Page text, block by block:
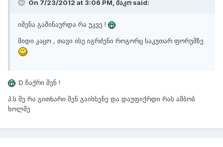
On 7/23/2012 at 3:06 PM, შაკო said:
იმენა გაშინაურდა რა უკვე !
მიდი კაცო , თავი ისე იგრძენი როგორც საკუთარ ფორუმზე
:D ჩაქრი შენ !
პ.ს მე რა გითხარი შენ გაიხსენე და დაუფიქრდი რას ამბობ
ხოლმე